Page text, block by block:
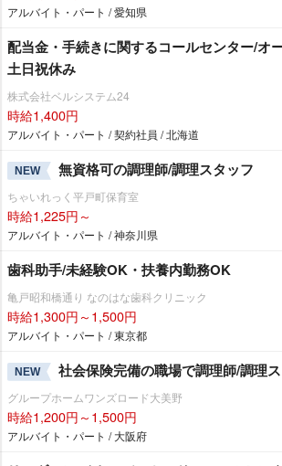
アルバイト・パート / 愛知県
配当金・手続きに関するコールセンター/オ
土日祝休み
株式会社ベルシステム24
時給1,400円
アルバイト・パート / 契約社員 / 北海道
NEW 無資格可の調理師/調理スタッフ
ちゃいれっく平戸町保育室
時給1,225円～
アルバイト・パート / 神奈川県
歯科助手/未経験OK・扶養内勤務OK
亀戸昭和橋通り なのはな歯科クリニック
時給1,300円～1,500円
アルバイト・パート / 東京都
NEW 社会保険完備の職場で調理師/調理
グループホームワンズロード大美野
時給1,200円～1,500円
アルバイト・パート / 大阪府